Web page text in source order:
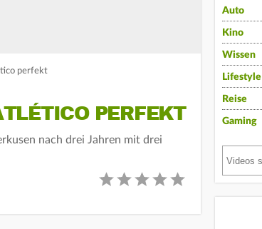
perfekt
PERFEKT
nach drei Jahren mit drei
Auto
Kino
Wissen
Lifestyle
Reise
Gaming